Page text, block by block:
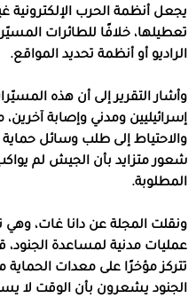
يجعل أنظمة الحرب الإلكترونية
تعطيلها، خلافًا للطائرات
الراديو أو أنظمة تحديد المواقع.
وأشار التقرير إلى أن هذه
إسرائيليين ومدني وإصابة
والاحتياط إلى طلب وسائل
شعور متزايد بأن الجيش لم
المطلوبة.
ونقلت المجلة عن دانا غات، وهي
عمليات مدنية لمساعدة
تتركز مؤخرًا على معدات
الجنود يشعرون بأن الوقت لا